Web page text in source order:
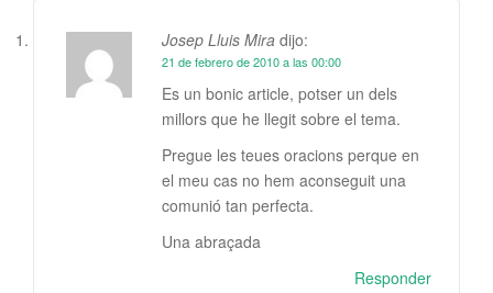
Josep Lluis Mira dijo:
21 de febrero de 2010 a las 00:00
Es un bonic article, potser un dels
millors que he llegit sobre el tema.
Pregue les teues oracions perque en
el meu cas no hem aconseguit una
comunió tan perfecta.
Una abraçada
Responder